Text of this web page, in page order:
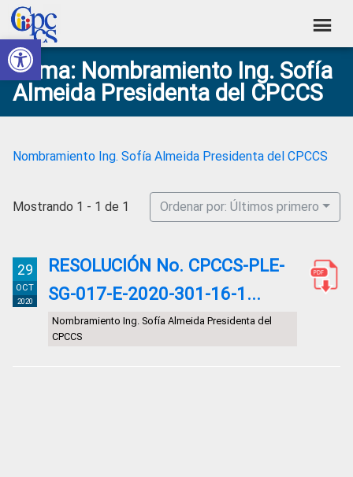
Abrir barra de herramientas
Skip
to
primary
navigation
Skip
to
main
content
Skip
to
primary
sidebar
Skip
to
footer
Consejo
de
Participación
Social
Construyendo
Poder
Ciudadano
Tema: Nombramiento Ing. Sofía
Almeida Presidenta del CPCCS
Nombramiento Ing. Sofía Almeida Presidenta del CPCCS
Mostrando 1 - 1 de 1 Ordenar por: Últimos primero
29
OCT
2020
RESOLUCIÓN No. CPCCS-PLE-
SG-017-E-2020-301-16-1...
Nombramiento Ing. Sofía Almeida Presidenta del
CPCCS